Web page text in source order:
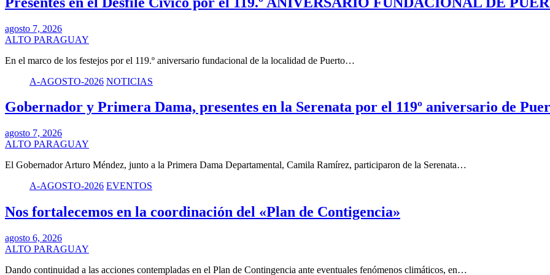
agosto 7, 2026
ALTO PARAGUAY
En el marco de los festejos por el 119.º aniversario fundacional de la localidad de Puerto…
A-AGOSTO-2026 NOTICIAS
Gobernador y Primera Dama, presentes en la Serenata por el 119º aniversario de
agosto 7, 2026
ALTO PARAGUAY
El Gobernador Arturo Méndez, junto a la Primera Dama Departamental, Camila Ramírez, participaron de la Serenata…
A-AGOSTO-2026 EVENTOS
Nos fortalecemos en la coordinación del «Plan de Contigencia»
agosto 6, 2026
ALTO PARAGUAY
Dando continuidad a las acciones contempladas en el Plan de Contingencia ante eventuales fenómenos climáticos, en…